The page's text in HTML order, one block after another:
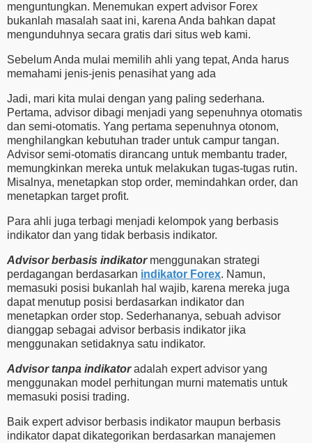
menguntungkan. Menemukan expert advisor Forex
bukanlah masalah saat ini, karena Anda bahkan dapat
mengunduhnya secara gratis dari situs web kami.
Sebelum Anda mulai memilih ahli yang tepat, Anda harus
memahami jenis-jenis penasihat yang ada
Jadi, mari kita mulai dengan yang paling sederhana.
Pertama, advisor dibagi menjadi yang sepenuhnya otomatis
dan semi-otomatis. Yang pertama sepenuhnya otonom,
menghilangkan kebutuhan trader untuk campur tangan.
Advisor semi-otomatis dirancang untuk membantu trader,
memungkinkan mereka untuk melakukan tugas-tugas rutin.
Misalnya, menetapkan stop order, memindahkan order, dan
menetapkan target profit.
Para ahli juga terbagi menjadi kelompok yang berbasis
indikator dan yang tidak berbasis indikator.
Advisor berbasis indikatormenggunakan strategi
perdagangan berdasarkan indikator Forex. Namun,
memasuki posisi bukanlah hal wajib, karena mereka juga
dapat menutup posisi berdasarkan indikator dan
menetapkan order stop. Sederhananya, sebuah advisor
dianggap sebagai advisor berbasis indikator jika
menggunakan setidaknya satu indikator.
Advisor tanpa indikatoradalah expert advisor yang
menggunakan model perhitungan murni matematis untuk
memasuki posisi trading.
Baik expert advisor berbasis indikator maupun berbasis
indikator dapat dikategorikan berdasarkan manajemen